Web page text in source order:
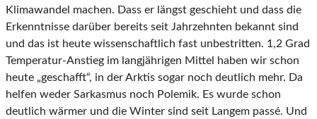
Klimawandel machen. Dass er längst geschieht und dass die
Erkenntnisse darüber bereits seit Jahrzehnten bekannt sind
und das ist heute wissenschaftlich fast unbestritten. 1,2 Grad
Temperatur-Anstieg im langjährigen Mittel haben wir schon
heute „geschafft“, in der Arktis sogar noch deutlich mehr. Da
helfen weder Sarkasmus noch Polemik. Es wurde schon
deutlich wärmer und die Winter sind seit Langem passé. Und